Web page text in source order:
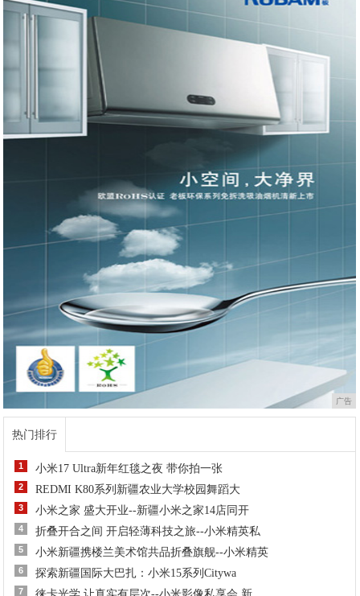
广告
热门排行
1 小米17 Ultra新年红毯之夜 带你拍一张
2 REDMI K80系列新疆农业大学校园舞蹈大
3 小米之家 盛大开业--新疆小米之家14店同开
4 折叠开合之间 开启轻薄科技之旅--小米精英私
5 小米新疆携楼兰美术馆共品折叠旗舰--小米精英
6 探索新疆国际大巴扎：小米15系列Citywa
7